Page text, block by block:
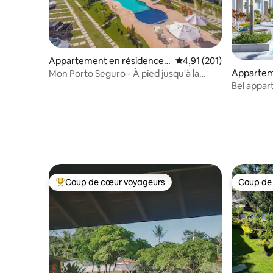
Appartement en résidence ⋅
Porto Seguro
Évaluation moyenne
4,91 (201)
Mon Porto Seguro - À pied jusqu'à la
Arraial
Bel
Coups de cœur voyageurs les plus appréciés
Coup de cœur voyageurs Coup
Coup